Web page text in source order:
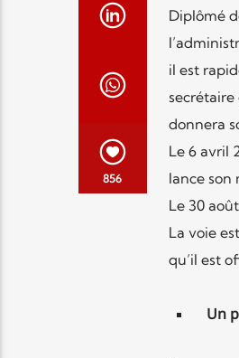
856
Diplômé
il est
donnera
Le 6 avril
lance son
Le 30
La voie
qu’il est
Un